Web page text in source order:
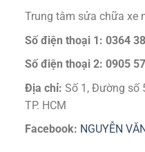
Trung tâm sửa chữa xe
Số điện thoại 1: 0364
Số điện thoại 2: 0905
Địa chỉ: Số 1, Đường số
TP. HCM
Facebook: NGUYỄN